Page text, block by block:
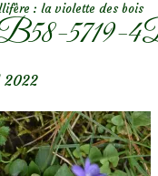
: la violette des bois
5719-